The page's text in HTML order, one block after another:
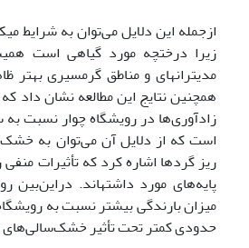
ازجمله این دلایل می‌توان به شرایط
زیرا درختچه مورد گیاهی است
همچنین نتایج این مطالعه نشان داد
زادآوری‌ها در رویشگاه چوار نسبت به
است که از دلایل آن می‌توان به
ریز گردها اشاره کرد که تأثیرات
پایه‌های مورد داشته­اند. دراین‌بین
حدودی کمتر تحت تأثیر خشک‌سالی‌های